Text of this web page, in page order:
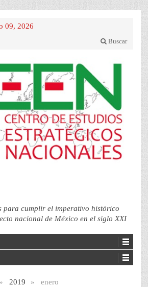
09, 2026
Buscar
para cumplir el imperativo histórico
nacional de México en el siglo XXI
» 2019 » enero